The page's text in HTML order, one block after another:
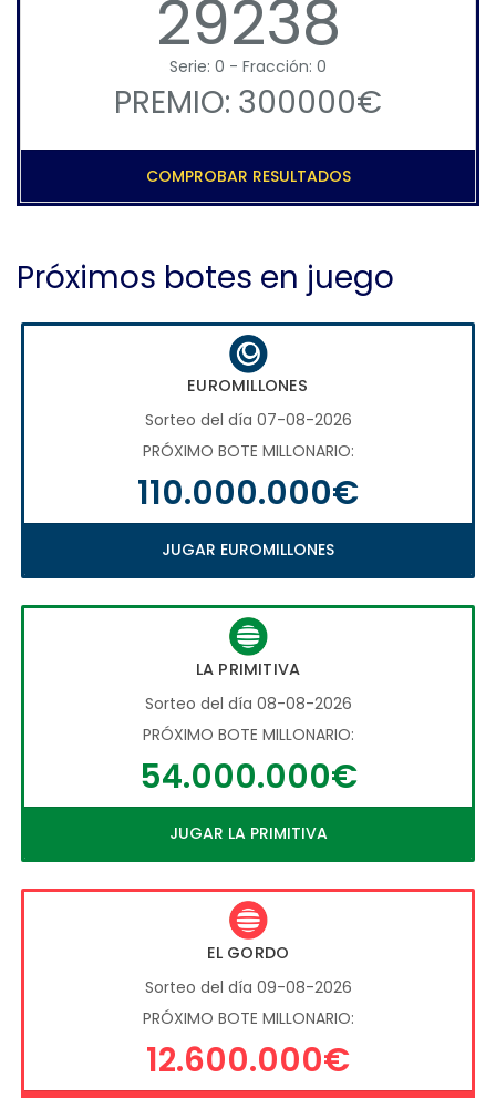
29238
Serie: 0 - Fracción: 0
PREMIO: 300000€
COMPROBAR RESULTADOS
Próximos botes en juego
EUROMILLONES
Sorteo del día 07-08-2026
PRÓXIMO BOTE MILLONARIO:
110.000.000€
JUGAR EUROMILLONES
LA PRIMITIVA
Sorteo del día 08-08-2026
PRÓXIMO BOTE MILLONARIO:
54.000.000€
JUGAR LA PRIMITIVA
EL GORDO
Sorteo del día 09-08-2026
PRÓXIMO BOTE MILLONARIO:
12.600.000€